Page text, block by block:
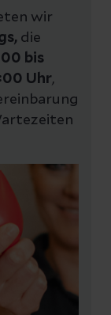
wir
die
bis
Uhr,